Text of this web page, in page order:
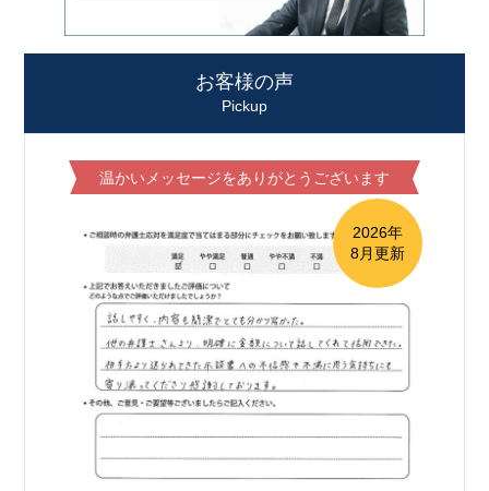
お客様の声
Pickup
温かいメッセージをありがとうございます
2026年
8月更新